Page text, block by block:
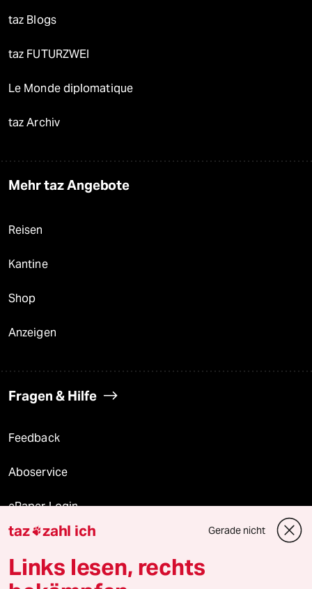
taz Blogs
taz FUTURZWEI
Le Monde diplomatique
taz Archiv
Mehr taz Angebote
Reisen
Kantine
Shop
Anzeigen
Fragen & Hilfe
Feedback
Aboservice
ePaper Login
Downloads für Abonnierende
taz zahl ich Gerade nicht
Links lesen, rechts